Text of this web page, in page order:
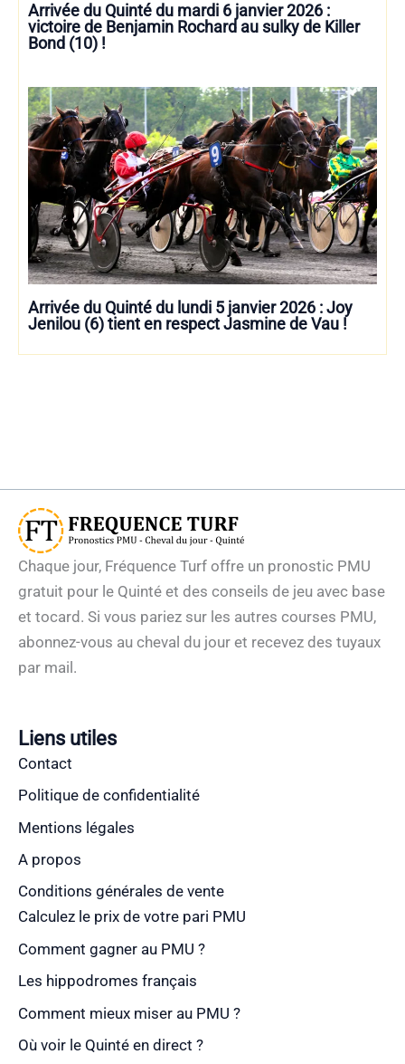
Arrivée du Quinté du mardi 6 janvier 2026 :
victoire de Benjamin Rochard au sulky de Killer
Bond (10) !
Arrivée du Quinté du lundi 5 janvier 2026 : Joy
Jenilou (6) tient en respect Jasmine de Vau !
Chaque jour, Fréquence Turf offre un pronostic PMU
gratuit pour le Quinté et des conseils de jeu avec base
et tocard. Si vous pariez sur les autres courses PMU,
abonnez-vous au cheval du jour et recevez des tuyaux
par mail.
Liens utiles
Contact
Politique de confidentialité
Mentions légales
A propos
Conditions générales de vente
Calculez le prix de votre pari PMU
Comment gagner au PMU ?
Les hippodromes français
Comment mieux miser au PMU ?
Où voir le Quinté en direct ?